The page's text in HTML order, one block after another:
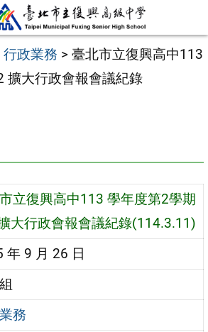
行政業務 > 臺北市立復興高中113
擴大行政會報會議紀錄
立復興高中113 學年度第2學期
大行政會報會議紀錄(114.3.11)
年 9 月 26 日
務